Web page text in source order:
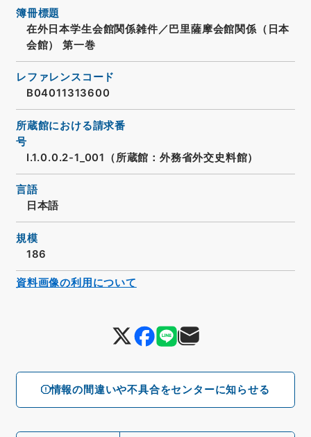
情報の間違いや不具合をセンターに知らせる
簿冊標題
在外日本学生会館関係雑件／巴里薩摩会館関係（日本
会館） 第一巻
レファレンスコード
B04011313600
所蔵館における請求番
号
I.1.0.0.2-1_001（所蔵館：外務省外交史料館）
言語
日本語
規模
186
資料画像の利用について